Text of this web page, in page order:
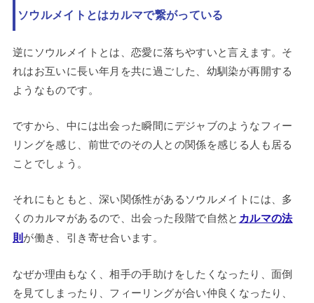
ソウルメイトとはカルマで繋がっている
逆にソウルメイトとは、恋愛に落ちやすいと言えます。そ
れはお互いに長い年月を共に過ごした、幼馴染が再開する
ようなものです。
ですから、中には出会った瞬間にデジャブのようなフィー
リングを感じ、前世でのその人との関係を感じる人も居る
ことでしょう。
それにもともと、深い関係性があるソウルメイトには、多
くのカルマがあるので、出会った段階で自然と カルマの法
則が働き、引き寄せ合います。
なぜか理由もなく、相手の手助けをしたくなったり、面倒
を見てしまったり、フィーリングが合い仲良くなったり、